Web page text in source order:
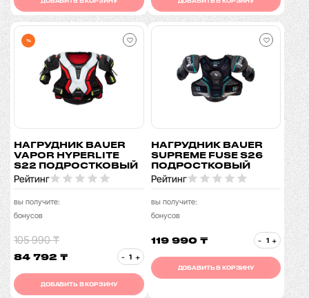
%
НАГРУДНИК BAUER
VAPOR HYPERLITE
S22 ПОДРОСТКОВЫЙ
Рейтинг
вы получите:
бонусов
105 990 ₸
84 792 ₸ - +
ДОБАВИТЬ В КОРЗИНУ
НАГРУДНИК BAUER
SUPREME FUSE S26
ПОДРОСТКОВЫЙ
Рейтинг
вы получите:
бонусов
119 990 ₸ - +
ДОБАВИТЬ В КОРЗИНУ